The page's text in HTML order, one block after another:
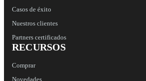
Casos de éxito
Nuestros clientes
Partners certificados
RECURSOS
Comprar